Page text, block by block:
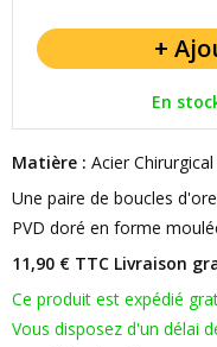
En
Matière : Acier
Une paire de boucles
PVD doré en forme
11,90 € TTC Livraison
Ce produit est expédié
Vous disposez d'un délai